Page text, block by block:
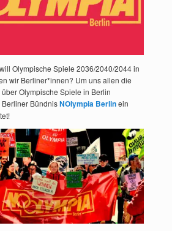
Olympische Spiele 2036/2040/2044 in
wir Berliner*innen? Um uns allen die
Olympische Spiele in Berlin
Berliner BündnisNOlympia Berlinein